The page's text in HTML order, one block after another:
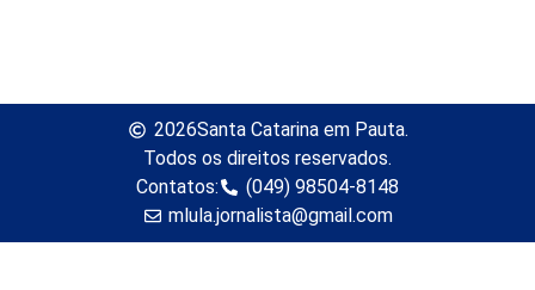
2026Santa Catarina em Pauta.
Todos os direitos reservados.
Contatos:
(049) 98504-8148
mlula.jornalista@gmail.com